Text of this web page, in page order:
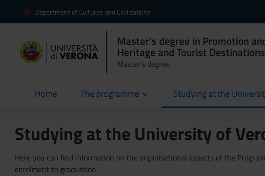
Department of Cultures and Civilizations
Master’s degree in Promotion
Heritage and Tourist Destinations
Master’s degree
Home
current The programme Studying at the
Studying at the University of
Here you can find information on the organisational aspects of the
enrolment to graduation.